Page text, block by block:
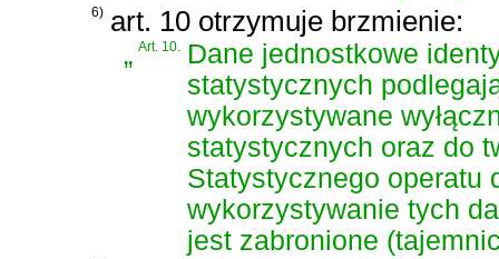
6) art. 10 otrzymuje brzmienie:
„Art. 10.
Dane jednostkowe
statystycznych
wykorzystywane
statystycznych oraz do
Statystycznego operatu
wykorzystywanie tych
jest zabronione